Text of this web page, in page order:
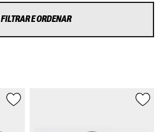
FILTRAR E ORDENAR